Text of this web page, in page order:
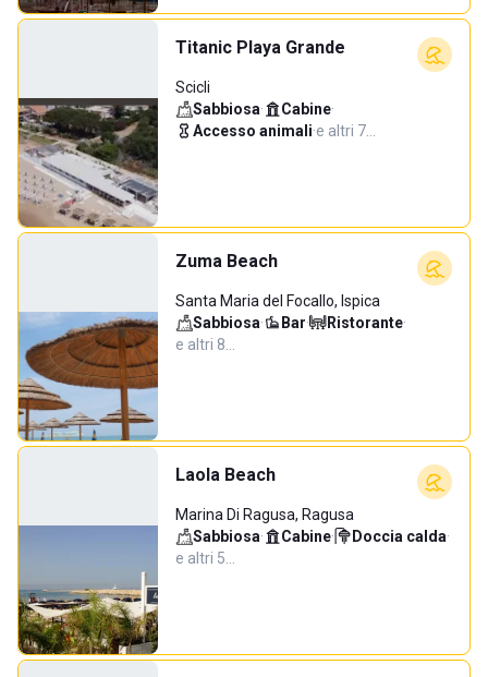
Titanic Playa Grande
Scicli
Sabbiosa· Cabine·
Accesso animali·e altri 7…
Zuma Beach
Santa Maria del Focallo, Ispica
Sabbiosa· Bar· Ristorante·
e altri 8…
Laola Beach
Marina Di Ragusa, Ragusa
Sabbiosa· Cabine· Doccia calda·
e altri 5…